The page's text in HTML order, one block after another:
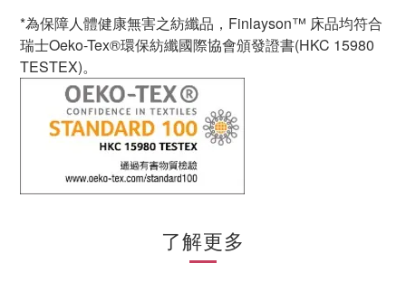
*為保障人體健康無害之紡纖品，Finlayson™ 床品均符合
瑞士Oeko-Tex®環保紡纖國際協會頒發證書(HKC 15980
TESTEX)。
了解更多